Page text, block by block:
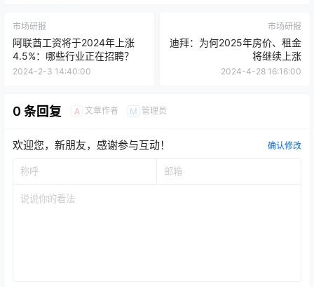
市场研报
阿联酋工资将于2024年上涨
4.5%：哪些行业正在招聘？
2024-2-3 14:40:00
市场研报
迪拜：为何2025年房价、租金
将继续上涨
2024-4-28 16:16:00
0 条回复 A 文章作者 M 管理员
欢迎您，新朋友，感谢参与互动！ 确认修改